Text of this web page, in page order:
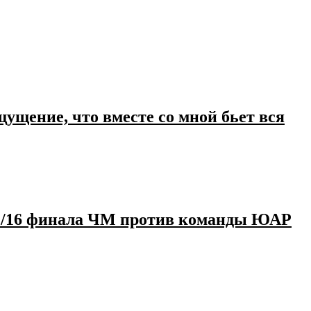
что вместе со мной бьет вся
16 финала ЧМ против команды ЮАР